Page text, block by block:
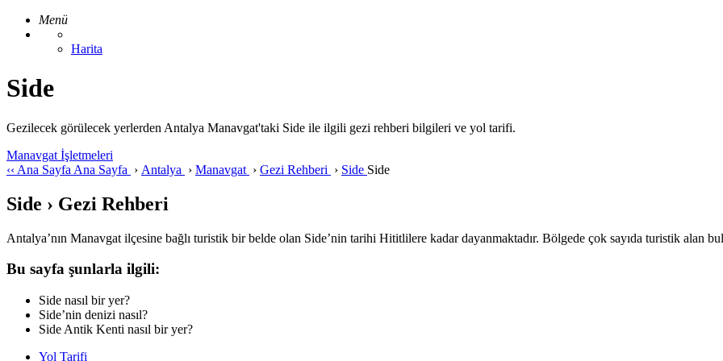
Menü
Harita
Side
Gezilecek görülecek yerlerden Antalya Manavgat'taki Side ile ilgili gezi rehberi bilgileri ve yol tarifi.
Manavgat İşletmeleri
‹‹ Ana Sayfa Ana Sayfa › Antalya › Manavgat › Gezi Rehberi › Side Side
Side › Gezi Rehberi
Antalya’nın Manavgat ilçesine bağlı turistik bir belde olan Side’nin tarihi Hititlilere kadar dayanmaktadır. Bölgede çok sayıda turistik alan
Bu sayfa şunlarla ilgili:
Side nasıl bir yer?
Side’nin denizi nasıl?
Side Antik Kenti nasıl bir yer?
Yol Tarifi